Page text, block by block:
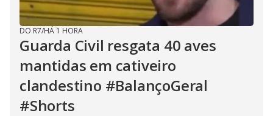
DO R7/HÁ 1 HORA
Guarda Civil resgata 40 aves
mantidas em cativeiro
clandestino #BalançoGeral
#Shorts